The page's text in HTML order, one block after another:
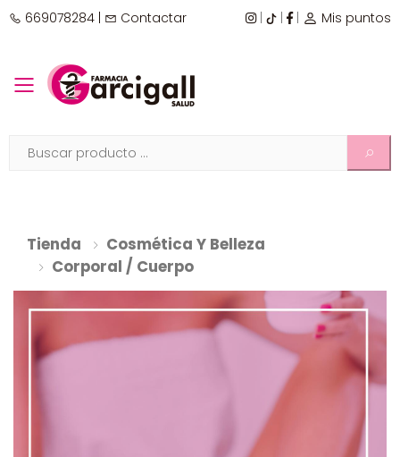
669078284 | Contactar | | | Mis puntos
Toggle mobile menu
Tienda
Cosmética Y Belleza
Corporal / Cuerpo